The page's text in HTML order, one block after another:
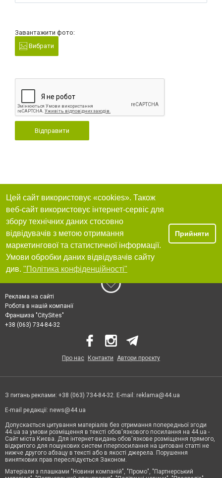
Завантажити фото:
Вибрати
Відправити
Цей сайт використовує «cookies». Також
веб-сайт використовує інтернет-сервіс для
збору технічних даних стосовно
відвідувачів з метою отримання
маркетингової та статистичної інформації.
Умови обробки даних відвідувачів сайту
див. "Політика конфіденційності"
Прийняти
Реклама на сайті
Робота в нашій компанії
Франшиза "CitySites"
+38 (063) 734-84-32
Про нас Контакти Автори проєкту
З питань реклами: +38 (063) 734-84-32. E-mail: reklama@44.ua
E-mail редакції: news@44.ua
Допускається цитування матеріалів без отримання попередньої згоди
44.ua за умови розміщення в тексті обов'язкового посилання на 44.ua -
Сайт міста Києва. Для інтернет-видань обов'язкове розміщення прямого,
відкритого для пошукових систем гіперпосилання на цитовані статті не
нижче другого абзацу в тексті або в якості джерела. Порушення
виняткових прав переслідується Законом.
Матеріали з плашками "Новини компаній", "Промо", "Партнерський